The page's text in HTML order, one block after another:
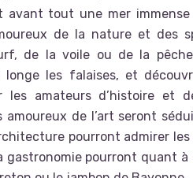
avant tout une mer
de la nature et des
de la voile ou de la
longe les falaises, et
les amateurs d’histoire
amoureux de l’art seront
pourront admirer
gastronomie pourront quant